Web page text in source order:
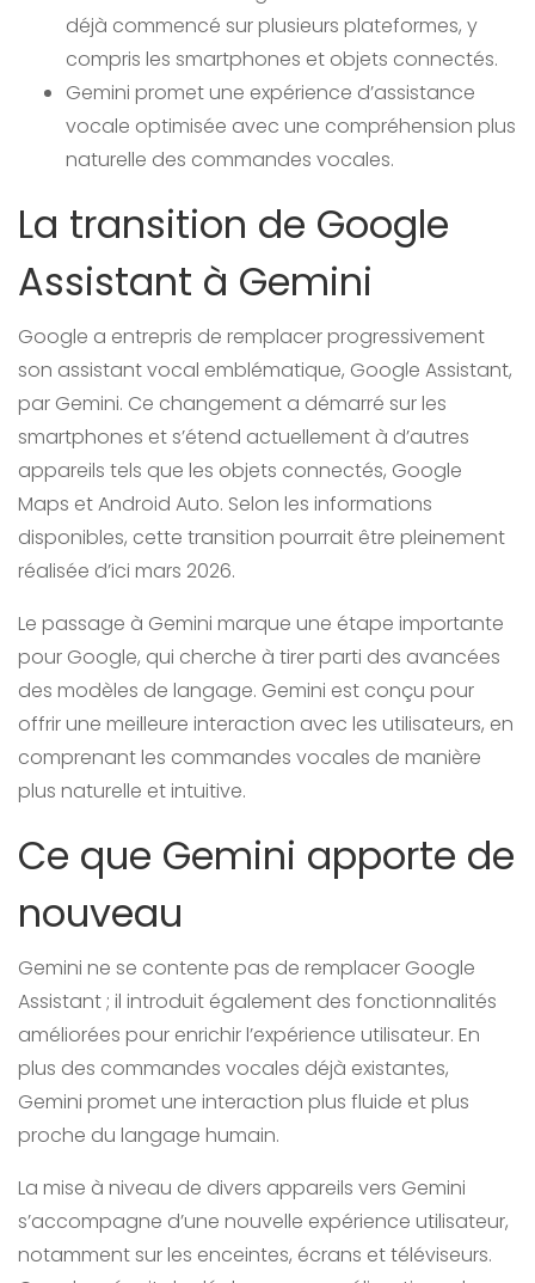
déjà commencé sur plusieurs plateformes, y
compris les smartphones et objets connectés.
Gemini promet une expérience d’assistance
vocale optimisée avec une compréhension plus
naturelle des commandes vocales.
La transition de Google
Assistant à Gemini
Google a entrepris de remplacer progressivement
son assistant vocal emblématique, Google Assistant,
par Gemini. Ce changement a démarré sur les
smartphones et s’étend actuellement à d’autres
appareils tels que les objets connectés, Google
Maps et Android Auto. Selon les informations
disponibles, cette transition pourrait être pleinement
réalisée d’ici mars 2026.
Le passage à Gemini marque une étape importante
pour Google, qui cherche à tirer parti des avancées
des modèles de langage. Gemini est conçu pour
offrir une meilleure interaction avec les utilisateurs, en
comprenant les commandes vocales de manière
plus naturelle et intuitive.
Ce que Gemini apporte de
nouveau
Gemini ne se contente pas de remplacer Google
Assistant ; il introduit également des fonctionnalités
améliorées pour enrichir l’expérience utilisateur. En
plus des commandes vocales déjà existantes,
Gemini promet une interaction plus fluide et plus
proche du langage humain.
La mise à niveau de divers appareils vers Gemini
s’accompagne d’une nouvelle expérience utilisateur,
notamment sur les enceintes, écrans et téléviseurs.